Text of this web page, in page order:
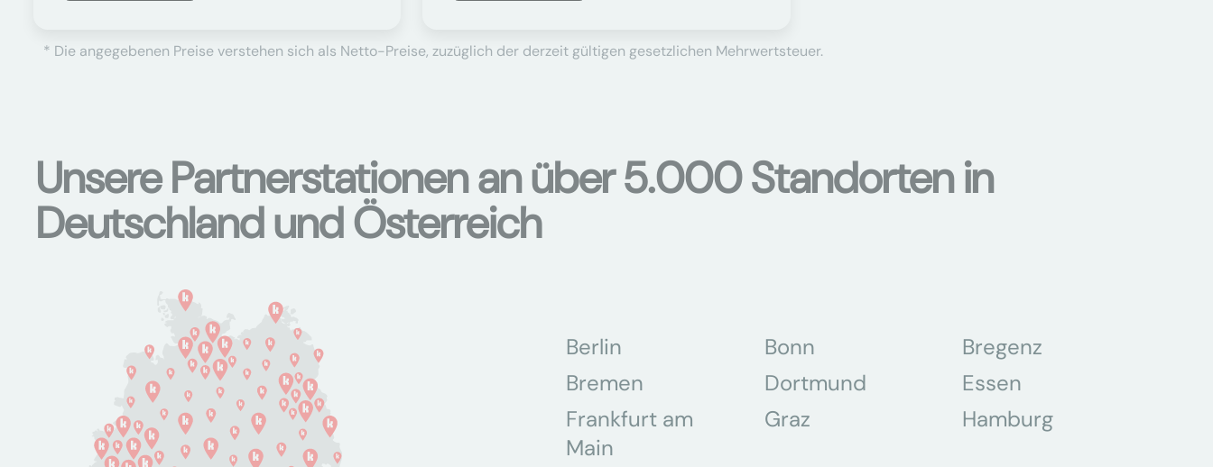
* Die angegebenen Preise verstehen sich als Netto-Preise, zuzüglich der derzeit gültigen gesetzlichen Mehrwertsteuer.
Unsere Partnerstationen an über 5.000 Standorten in
Deutschland und Österreich
Berlin Bonn
Bregenz
Bremen
Dortmund
Essen
Frankfurt am
Main
Graz Hamburg